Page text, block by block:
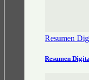
Resumen
Resumen